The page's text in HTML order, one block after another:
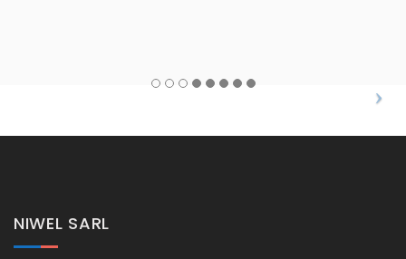
NIWEL SARL